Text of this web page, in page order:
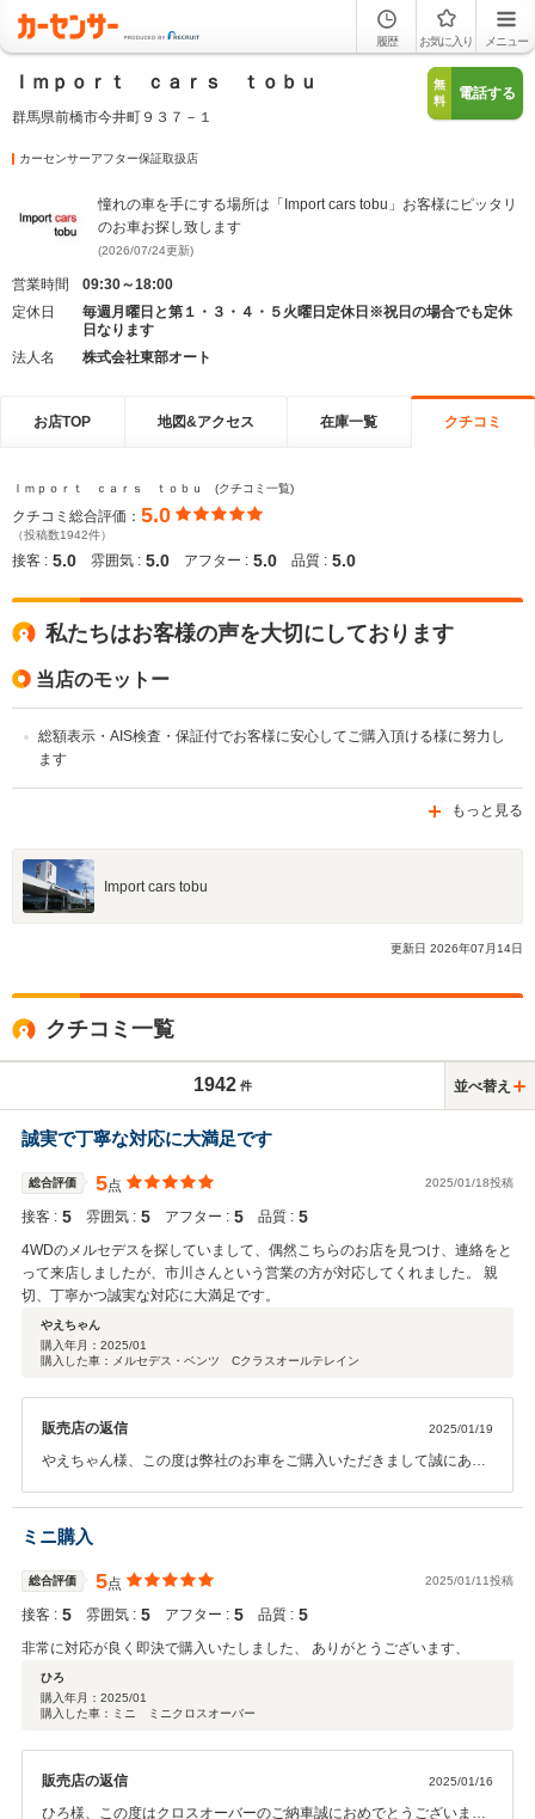
履歴 お気に入り メニュー
Ｉｍｐｏｒｔ ｃａｒｓ ｔｏｂｕ
群馬県前橋市今井町９３７－１
無
料
電話する
カーセンサーアフター保証取扱店
憧れの車を手にする場所は「Import cars tobu」お客様にピッタリ
のお車お探し致します
(2026/07/24更新)
営業時間
09:30～18:00
定休日
毎週月曜日と第１・３・４・５火曜日定休日※祝日の場合でも定休
日なります
法人名
株式会社東部オート
お店TOP 地図&アクセス 在庫一覧 クチコミ
Ｉｍｐｏｒｔ ｃａｒｓ ｔｏｂｕ (クチコミ一覧)
クチコミ総合評価： 5.0
（投稿数1942件）
接客 : 5.0 雰囲気 : 5.0 アフター : 5.0 品質 : 5.0
私たちはお客様の声を大切にしております
当店のモットー
総額表示・AIS検査・保証付でお客様に安心してご購入頂ける様に努力し
ます
もっと見る
Import cars tobu
更新日 2026年07 月 14日
クチコミ一覧
1942 件 並べ替え
誠実で丁寧な対応に大満足です
総合評価 5点 2025/01/18投稿
接客 : 5 雰囲気 : 5 アフター : 5 品質 : 5
4WDのメルセデスを探していまして、偶然こちらのお店を見つけ、連絡をと
って来店しましたが、市川さんという営業の方が対応してくれました。 親
切、丁寧かつ誠実な対応に大満足です。
やえちゃん
購入年月： 2025/01
購入した車：メルセデス・ベンツ Cクラスオールテレイン
販売店の返信 2025/01/19
やえちゃん様、この度は弊社のお車をご購入いただきまして誠にあり
にもってきていただき、ご納車までとてもスムーズに行けました！！
今後もしっかりとサポートいたしますので、頼って頂ければと思いま
す！ありがとうございました！
ミニ購入
総合評価 5点 2025/01/11投稿
接客 : 5 雰囲気 : 5 アフター : 5 品質 : 5
非常に対応が良く即決で購入いたしました、 ありがとうございます、
ひろ
購入年月： 2025/01
購入した車：ミニ ミニクロスオーバー
販売店の返信 2025/01/16
ひろ様、この度はクロスオーバーのご納車誠におめでとうございま